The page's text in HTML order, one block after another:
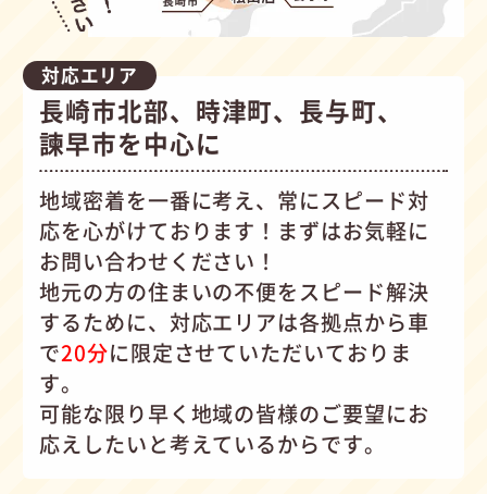
対応エリア
長崎市北部、時津町、長与町、
諫早市を中心に
地域密着を一番に考え、常にスピード対
応を心がけております！まずはお気軽に
お問い合わせください！
地元の方の住まいの不便をスピード解決
するために、対応エリアは各拠点から車
で20分に限定させていただいておりま
す。
可能な限り早く地域の皆様のご要望にお
応えしたいと考えているからです。